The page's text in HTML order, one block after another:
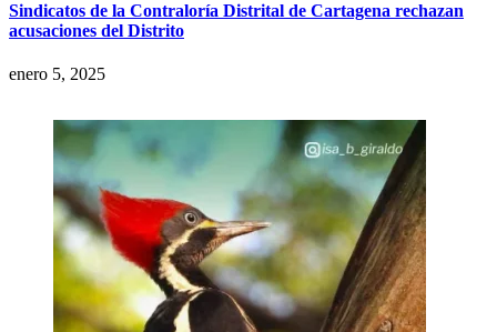
Sindicatos de la Contraloría Distrital de Cartagena rechazan
acusaciones del Distrito
enero 5, 2025